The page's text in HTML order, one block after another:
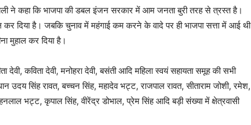
ने कहा कि भाजपा की डबल इंजन सरकार में आम जनता बुरी तरह से त्रस्त है।
कर दिया है। जबकि चुनाव में महंगाई कम करने के वादे पर ही भाजपा सत्ता में आई थी
मुहाल कर दिया है।
कविता देवी, मनोहरा देवी, बसंती आदि महिला स्वयं सहायता समूह की सभी
उदय सिंह रावत, बच्चन सिंह, महादेव भट्ट, राजपाल रावत, सीताराम जोशी, रमेश,
भट्ट, कृपाल सिंह, वीरेंद्र डोभाल, प्रेम सिंह आदि बड़ी संख्या में क्षेत्रवासी